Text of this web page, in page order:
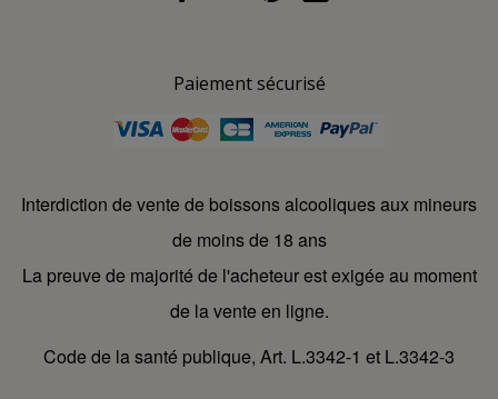
Paiement sécurisé
Interdiction de vente de boissons alcooliques aux mineurs
de moins de 18 ans
La preuve de majorité de l'acheteur est exigée au moment
de la vente en ligne.
Code de la santé publique, Art. L.3342-1 et L.3342-3